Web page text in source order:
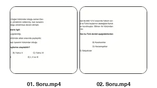
01. Soru.mp4 02. Soru.mp4